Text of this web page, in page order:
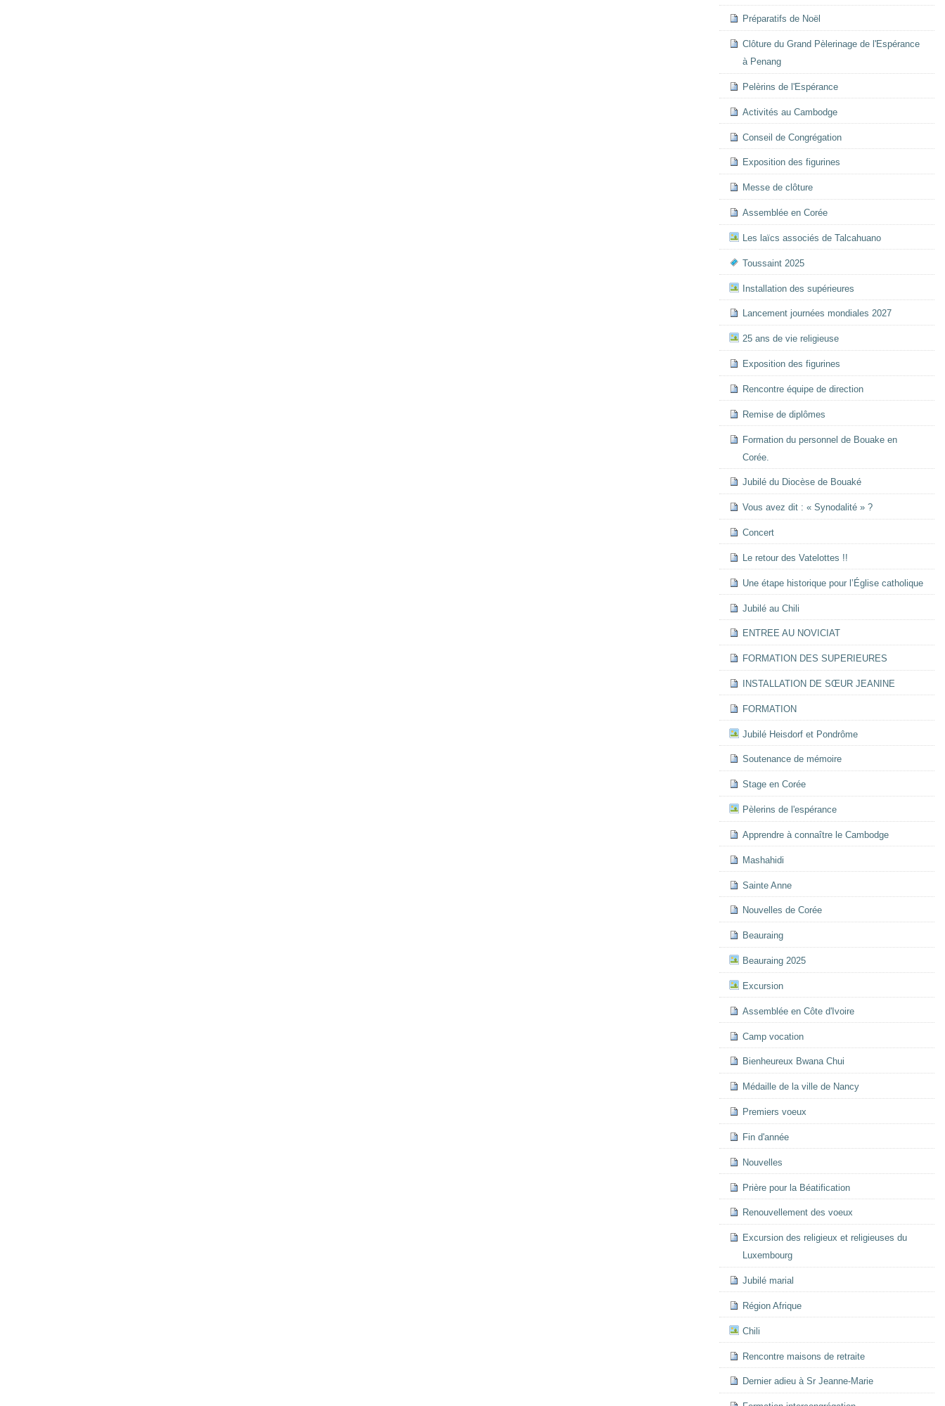
Préparatifs de Noël
Clôture du Grand Pèlerinage de l'Espérance
à Penang
Pelèrins de l'Espérance
Activités au Cambodge
Conseil de Congrégation
Exposition des figurines
Messe de clôture
Assemblée en Corée
Les laïcs associés de Talcahuano
Toussaint 2025
Installation des supérieures
Lancement journées mondiales 2027
25 ans de vie religieuse
Exposition des figurines
Rencontre équipe de direction
Remise de diplômes
Formation du personnel de Bouake en
Corée.
Jubilé du Diocèse de Bouaké
Vous avez dit : « Synodalité » ?
Concert
Le retour des Vatelottes !!
Une étape historique pour l’Église catholique
Jubilé au Chili
ENTREE AU NOVICIAT
FORMATION DES SUPERIEURES
INSTALLATION DE SŒUR JEANINE
FORMATION
Jubilé Heisdorf et Pondrôme
Soutenance de mémoire
Stage en Corée
Pèlerins de l'espérance
Apprendre à connaître le Cambodge
Mashahidi
Sainte Anne
Nouvelles de Corée
Beauraing
Beauraing 2025
Excursion
Assemblée en Côte d'Ivoire
Camp vocation
Bienheureux Bwana Chui
Médaille de la ville de Nancy
Premiers voeux
Fin d'année
Nouvelles
Prière pour la Béatification
Renouvellement des voeux
Excursion des religieux et religieuses du
Luxembourg
Jubilé marial
Région Afrique
Chili
Rencontre maisons de retraite
Dernier adieu à Sr Jeanne-Marie